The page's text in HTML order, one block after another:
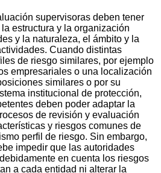
supervisoras deben tener
estructura y la organización
y la naturaleza, el ámbito y la
Cuando distintas
de riesgo similares, por ejemplo
empresariales o una localización
similares o por su
institucional de protección,
deben poder adaptar la
de revisión y evaluación
y riesgos comunes de
perfil de riesgo. Sin embargo,
impedir que las autoridades
en cuenta los riesgos
a cada entidad ni alterar la